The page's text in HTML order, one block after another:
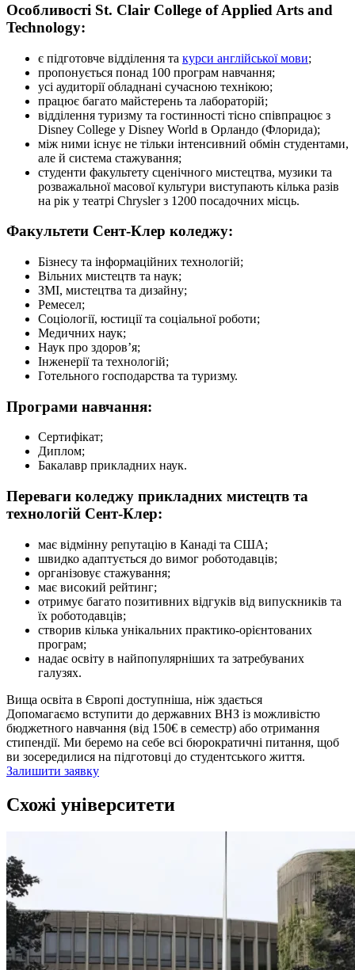
Особливості St. Clair College of Applied Arts and
Technology:
є підготовче відділення та курси англійської мови;
пропонується понад 100 програм навчання;
усі аудиторії обладнані сучасною технікою;
працює багато майстерень та лабораторій;
відділення туризму та гостинності тісно співпрацює з
Disney College у Disney World в Орландо (Флорида);
між ними існує не тільки інтенсивний обмін студентами,
але й система стажування;
студенти факультету сценічного мистецтва, музики та
розважальної масової культури виступають кілька разів
на рік у театрі Chrysler з 1200 посадочних місць.
Факультети Сент-Клер коледжу:
Бізнесу та інформаційних технологій;
Вільних мистецтв та наук;
ЗМІ, мистецтва та дизайну;
Ремесел;
Соціології, юстиції та соціальної роботи;
Медичних наук;
Наук про здоров’я;
Інженерії та технологій;
Готельного господарства та туризму.
Програми навчання:
Сертифікат;
Диплом;
Бакалавр прикладних наук.
Переваги коледжу прикладних мистецтв та
технологій Сент-Клер:
має відмінну репутацію в Канаді та США;
швидко адаптується до вимог роботодавців;
організовує стажування;
має високий рейтинг;
отримує багато позитивних відгуків від випускників та
їх роботодавців;
створив кілька унікальних практико-орієнтованих
програм;
надає освіту в найпопулярніших та затребуваних
галузях.
Вища освіта в Європі доступніша, ніж здається
Допомагаємо вступити до державних ВНЗ із можливістю
бюджетного навчання (від 150€ в семестр) або отримання
стипендії. Ми беремо на себе всі бюрократичні питання, щоб
ви зосередилися на підготовці до студентського життя.
Залишити заявку
Схожі університети